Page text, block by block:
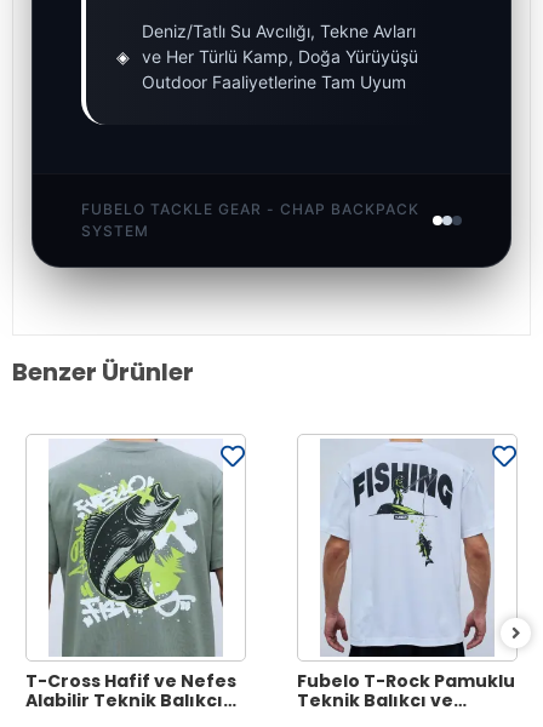
◈
Deniz/Tatlı Su Avcılığı, Tekne Avları
ve Her Türlü Kamp, Doğa Yürüyüşü
Outdoor Faaliyetlerine Tam Uyum
FUBELO TACKLE GEAR - CHAP BACKPACK
SYSTEM
Benzer Ürünler
T-Cross Hafif ve Nefes
Alabilir Teknik Balıkçı
Fubelo T-Rock Pamuklu
Teknik Balıkçı ve